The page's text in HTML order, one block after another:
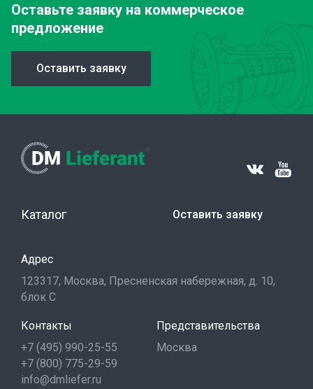
Оставьте заявку на коммерческое
предложение
Оставить заявку
Каталог Оставить заявку
Адрес
123317, Москва, Пресненская набережная, д. 10,
блок С
Контакты
+7 (495) 990-25-55
+7 (800) 775-29-59
info@dmliefer.ru
Представительства
Москва